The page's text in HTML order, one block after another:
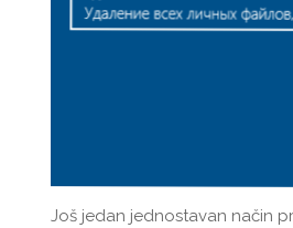
Još jedan jednostavan način